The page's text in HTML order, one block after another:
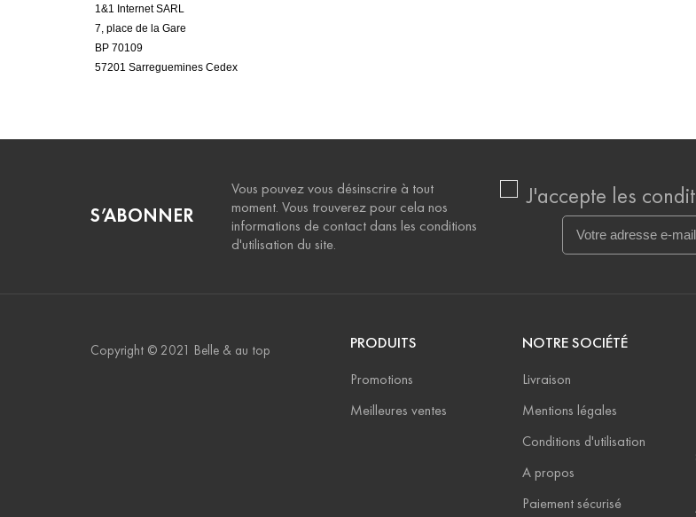
1&1 Internet SARL
7, place de la Gare
BP 70109
57201 Sarreguemines Cedex
S’ABONNER
Vous pouvez vous désinscrire à tout
moment. Vous trouverez pour cela nos
informations de contact dans les conditions
d'utilisation du site.
J'accepte les
Copyright © 2021 Belle & au top PRODUITS
Promotions
Meilleures ventes
NOTRE SOCIÉTÉ
Livraison
Mentions légales
Conditions d'utilisation
A propos
Paiement sécurisé